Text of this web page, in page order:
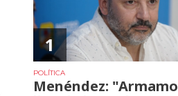
1
POLÍTICA
Menéndez: